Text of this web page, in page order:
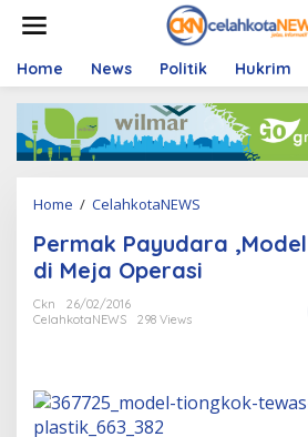
t
Home News Politik Hukrim
Home / CelahkotaNEWS
r
m
a
d
Permak Payudara
di Meja Operasi
Ckn
26/02/2016
CelahkotaNEWS
298 Views